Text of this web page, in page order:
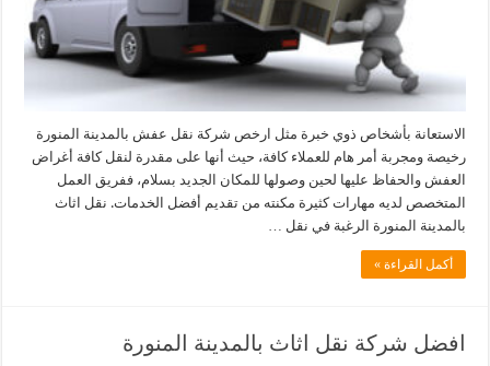
الاستعانة بأشخاص ذوي خبرة مثل ارخص شركة نقل عفش بالمدينة المنورة
رخيصة ومجربة أمر هام للعملاء كافة، حيث أنها على مقدرة لنقل كافة أغراض
العفش والحفاظ عليها لحين وصولها للمكان الجديد بسلام، ففريق العمل
المتخصص لديه مهارات كثيرة مكنته من تقديم أفضل الخدمات. نقل اثاث
بالمدينة المنورة الرغبة في نقل …
أكمل القراءة »
افضل شركة نقل اثاث بالمدينة المنورة